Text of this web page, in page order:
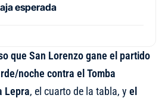
esperada
que San Lorenzo gane el partido
noche contra el Tomba
Lepra, el cuarto de la tabla, y el